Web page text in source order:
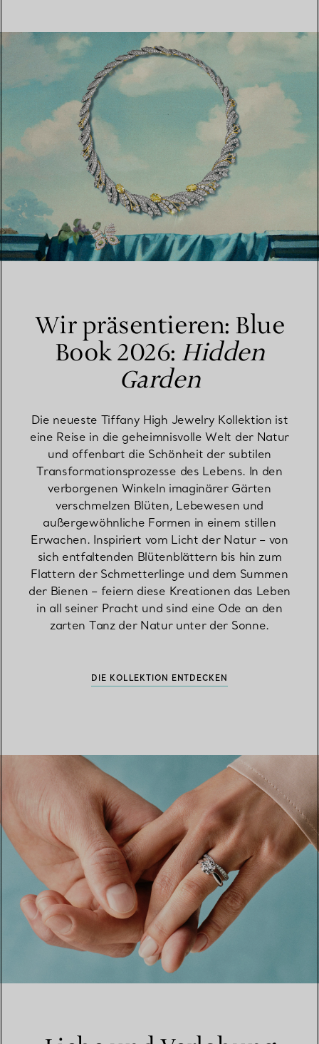
Wir präsentieren: Blue
Book 2026: Hidden
Garden
Die neueste Tiffany High Jewelry Kollektion ist
eine Reise in die geheimnisvolle Welt der Natur
und offenbart die Schönheit der subtilen
Transformationsprozesse des Lebens. In den
verborgenen Winkeln imaginärer Gärten
verschmelzen Blüten, Lebewesen und
außergewöhnliche Formen in einem stillen
Erwachen. Inspiriert vom Licht der Natur – von
sich entfaltenden Blütenblättern bis hin zum
Flattern der Schmetterlinge und dem Summen
der Bienen – feiern diese Kreationen das Leben
in all seiner Pracht und sind eine Ode an den
zarten Tanz der Natur unter der Sonne.
DIE KOLLEKTION ENTDECKEN